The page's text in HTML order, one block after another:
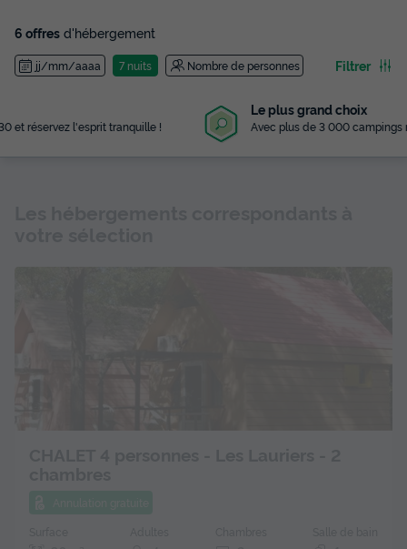
6 offres d'hébergement
jj/mm/aaaa 7 nuits Nombre de personnes Filtrer
Avec plus de 3 000 campings référencés